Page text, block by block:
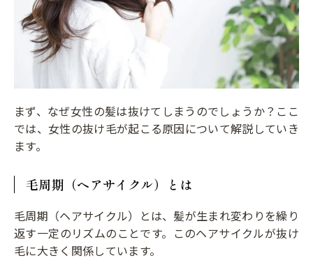
まず、なぜ女性の髪は抜けてしまうのでしょうか？ここ
では、女性の抜け毛が起こる原因について解説していき
ます。
毛周期（ヘアサイクル）とは
毛周期（ヘアサイクル）とは、髪が生まれ変わりを繰り
返す一定のリズムのことです。このヘアサイクルが抜け
毛に大きく関係しています。